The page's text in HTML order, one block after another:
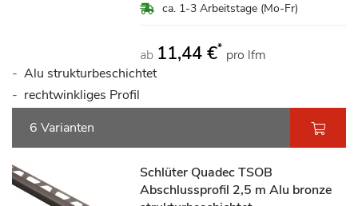
ca. 1-3 Arbeitstage (Mo-Fr)
ab 11,44 €* pro lfm
Alu strukturbeschichtet
rechtwinkliges Profil
6 Varianten
Schlüter Quadec TSOB
Abschlussprofil 2,5 m Alu bronze